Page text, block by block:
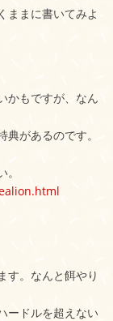
ままに書いてみよ
かもですが、なん
があるのです。
す。なんと餌やり
ードルを超えない